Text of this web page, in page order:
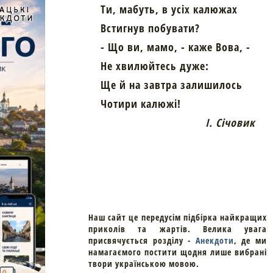
Ти, мабуть, в усіх калюжах
Встигнув побувати?
- Що ви, мамо, - каже Вова, -
Не хвилюйтесь дуже:
Ще й на завтра залишилось
Чотири калюжі!
І. Січовик
Наш сайт це передусім підбірка найкращих
приколів та жартів. Велика увага
присвячується розділу - Анекдоти, де ми
намагаємого постити щодня лише вибрані
твори українською мовою.